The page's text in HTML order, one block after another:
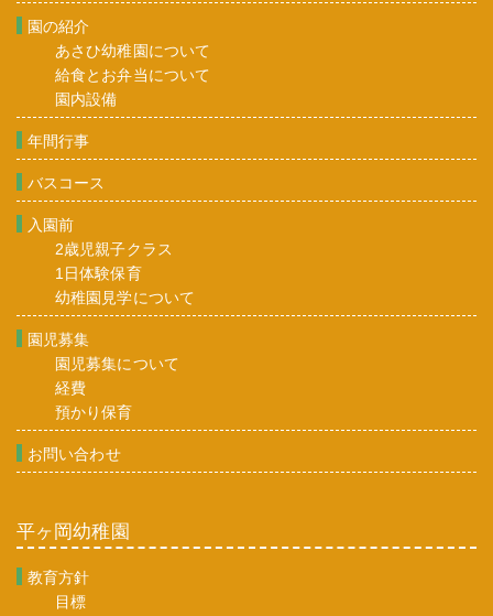
園の紹介
あさひ幼稚園について
給食とお弁当について
園内設備
年間行事
バスコース
入園前
2歳児親子クラス
1日体験保育
幼稚園見学について
園児募集
園児募集について
経費
預かり保育
お問い合わせ
平ヶ岡幼稚園
教育方針
目標